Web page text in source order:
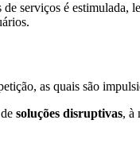
serviços é
as quais são
soluções disruptivas, à